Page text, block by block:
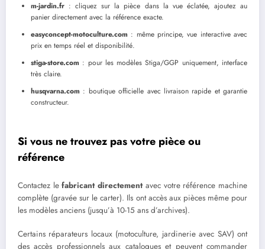
m-jardin.fr : cliquez sur la pièce dans la vue éclatée, ajoutez au
panier directement avec la référence exacte.
easyconcept-motoculture.com : même principe, vue interactive avec
prix en temps réel et disponibilité.
stiga-store.com : pour les modèles Stiga/GGP uniquement, interface
très claire.
husqvarna.com : boutique officielle avec livraison rapide et garantie
constructeur.
Si vous ne trouvez pas votre pièce ou
référence
Contactez lefabricant directementavec votre référence machine
complète (gravée sur le carter). Ils ont accès aux pièces même pour
les modèles anciens (jusqu’à 10-15 ans d’archives).
Certains réparateurs locaux (motoculture, jardinerie avec SAV) ont
des accès professionnels aux catalogues et peuvent commander